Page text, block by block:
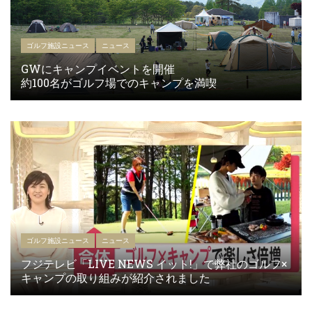
ゴルフ施設ニュース ニュース
GWにキャンプイベントを開催
約100名がゴルフ場でのキャンプを満喫
ゴルフ施設ニュース ニュース
フジテレビ「LIVE NEWS イット!」で弊社のゴルフ×
キャンプの取り組みが紹介されました